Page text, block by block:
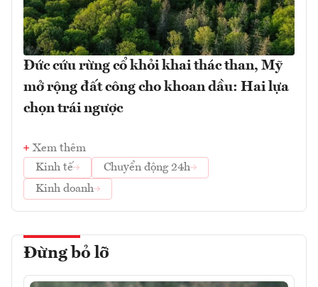
Đức cứu rừng cổ khỏi khai thác than, Mỹ
mở rộng đất công cho khoan dầu: Hai lựa
chọn trái ngược
Xem thêm
Kinh tế
Chuyển động 24h
Kinh doanh
Đừng bỏ lỡ